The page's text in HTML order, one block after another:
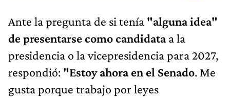
Ante la pregunta de si tenía "alguna idea"
de presentarse como candidataa la
presidencia o la vicepresidencia para 2027,
respondió: "Estoy ahora en el Senado. Me
gusta porque trabajo por leyes